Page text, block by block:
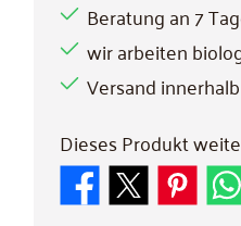
Beratung an 7
wir arbeiten
Versand
Dieses Produkt